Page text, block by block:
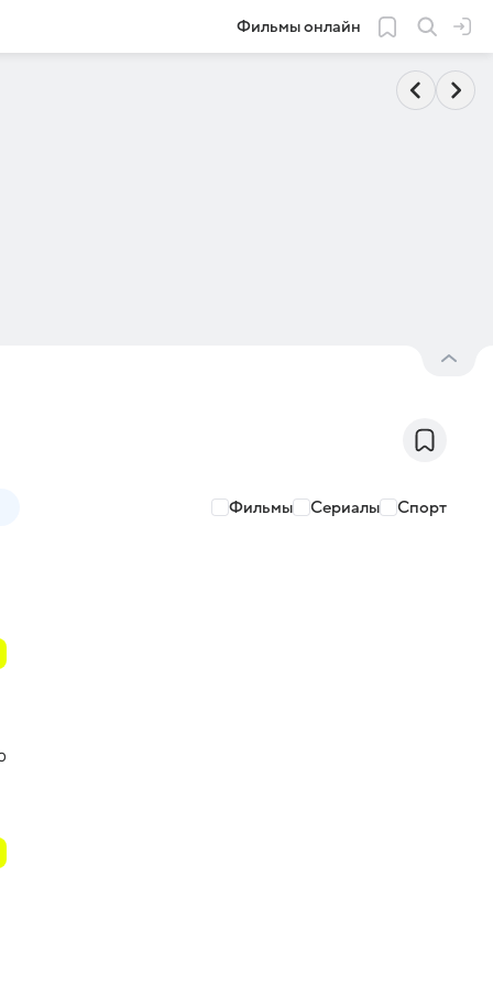
Фильмы онлайн
Фильмы Сериалы Спорт